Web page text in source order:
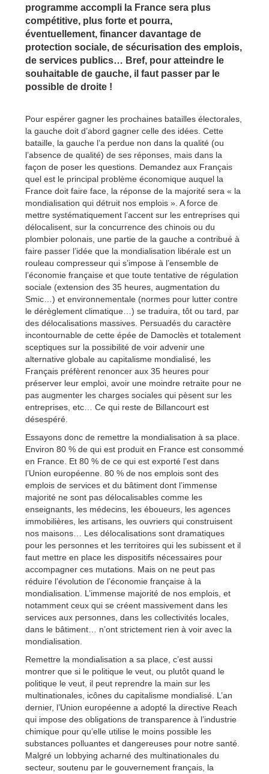
programme accompli la France sera plus
compétitive, plus forte et pourra,
éventuellement, financer davantage de
protection sociale, de sécurisation des emplois,
de services publics… Bref, pour atteindre le
souhaitable de gauche, il faut passer par le
possible de droite !
Pour espérer gagner les prochaines batailles électorales,
la gauche doit d’abord gagner celle des idées. Cette
bataille, la gauche l’a perdue non dans la qualité (ou
l’absence de qualité) de ses réponses, mais dans la
façon de poser les questions. Demandez aux Français
quel est le principal problème économique auquel la
France doit faire face, la réponse de la majorité sera « la
mondialisation qui détruit nos emplois ». A force de
mettre systématiquement l’accent sur les entreprises qui
délocalisent, sur la concurrence des chinois ou du
plombier polonais, une partie de la gauche a contribué à
faire passer l’idée que la mondialisation libérale est un
rouleau compresseur qui s’impose à l’ensemble de
l’économie française et que toute tentative de régulation
sociale (extension des 35 heures, augmentation du
Smic…) et environnementale (normes pour lutter contre
le dérèglement climatique…) se traduira, tôt ou tard, par
des délocalisations massives. Persuadés du caractère
incontournable de cette épée de Damoclès et totalement
sceptiques sur la possibilité de voir advenir une
alternative globale au capitalisme mondialisé, les
Français préfèrent renoncer aux 35 heures pour
préserver leur emploi, avoir une moindre retraite pour ne
pas augmenter les charges sociales qui pèsent sur les
entreprises, etc… Ce qui reste de Billancourt est
désespéré.
Essayons donc de remettre la mondialisation à sa place.
Environ 80 % de qui est produit en France est consommé
en France. Et 80 % de ce qui est exporté l’est dans
l’Union européenne. 80 % de nos emplois sont des
emplois de services et du bâtiment dont l’immense
majorité ne sont pas délocalisables comme les
enseignants, les médecins, les éboueurs, les agences
immobilières, les artisans, les ouvriers qui construisent
nos maisons… Les délocalisations sont dramatiques
pour les personnes et les territoires qui les subissent et il
faut mettre en place les dispositifs nécessaires pour
accompagner ces mutations. Mais on ne peut pas
réduire l’évolution de l’économie française à la
mondialisation. L’immense majorité de nos emplois, et
notamment ceux qui se créent massivement dans les
services aux personnes, dans les collectivités locales,
dans le bâtiment… n’ont strictement rien à voir avec la
mondialisation.
Remettre la mondialisation a sa place, c’est aussi
montrer que si le politique le veut, ou plutôt quand le
politique le veut, il peut reprendre la main sur les
multinationales, icônes du capitalisme mondialisé. L’an
dernier, l’Union européenne a adopté la directive Reach
qui impose des obligations de transparence à l’industrie
chimique pour qu’elle utilise le moins possible les
substances polluantes et dangereuses pour notre santé.
Malgré un lobbying acharné des multinationales du
secteur, soutenu par le gouvernement français, la